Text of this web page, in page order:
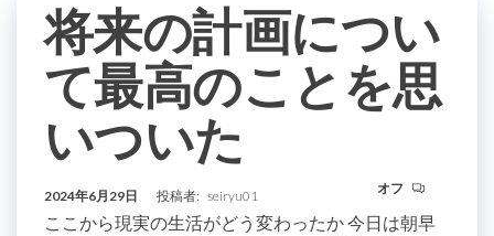
将来の計画につい
て最高のことを思
いついた
2024年6月29日 投稿者: seiryu01 オフ
ここから現実の生活がどう変わったか 今日は朝早